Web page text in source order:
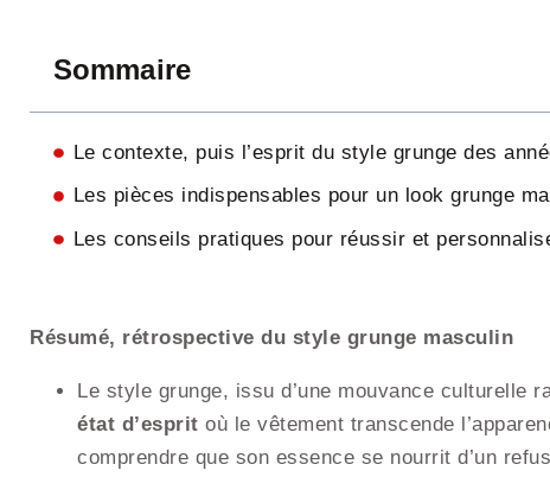
Sommaire
Le contexte, puis l’esprit du style grunge des
Les pièces indispensables pour un look grunge
Les conseils pratiques pour réussir et
Résumé, rétrospective du style grunge masculin
Le style grunge, issu d’une mouvance culturelle
état d’esprit où le vêtement transcende
comprendre que son essence se nourrit d’un